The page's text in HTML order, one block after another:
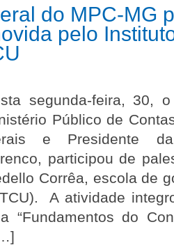
do MPC-MG
pelo
segunda-feira, 30,
Público de
e Presidente
participou de
Corrêa, escola de
A atividade
“Fundamentos do